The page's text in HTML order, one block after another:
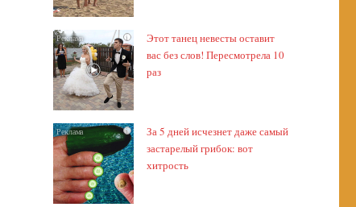
i
Этот танец невесты оставит
вас без слов! Пересмотрела 10
раз
i
За 5 дней исчезнет даже самый
застарелый грибок: вот
хитрость